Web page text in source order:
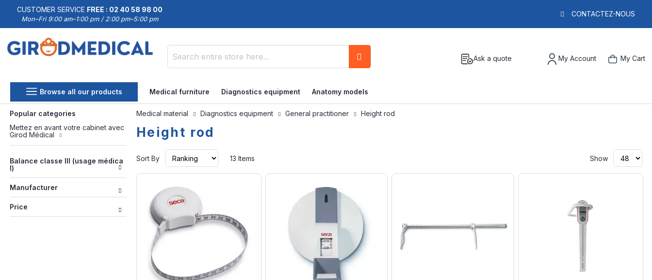
CUSTOMER SERVICE FREE : 02 40 58 98 00
Mon–Fri 9:00 am–1:00 pm / 2:00 pm–5:00 pm
CONTACTEZ-NOUS
Ask a quote My Account My Cart
Browse all our products Medical furniture Diagnostics equipment Anatomy models
Medical material Diagnostics equipment General practitioner Height rod
Height rod
Sort By
Ascending
Direction
13 Items Show
Popular categories
Mettez en avant votre cabinet avec
Girod Médical
Balance classe III (usage médica
l)
Manufacturer
Price